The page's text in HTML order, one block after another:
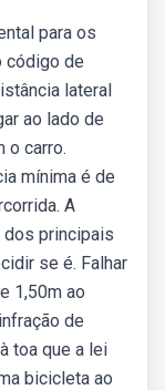
para os
código de
lateral
ao lado de
o carro.
mínima é de
A
dos principais
se é. Falhar
1,50m ao
de
toa que a lei
bicicleta ao